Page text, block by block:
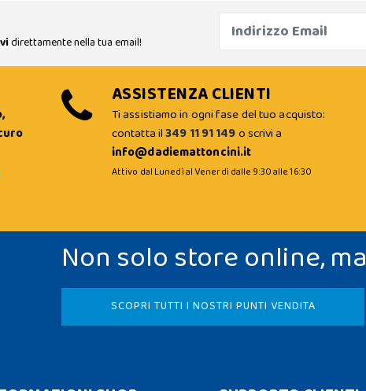
direttamente nella tua email!
ASSISTENZA CLIENTI
Ti assistiamo in ogni fase del tuo acquisto:
contatta il349 11 91 149o scrivi a
info@dadiemattoncini.it
Attivo dal Lunedì al Venerdì dalle 9:30 alle 16:30
Non solo store online, ma
SCOPRI TUTTI I NOSTRI PUNTI VENDITA